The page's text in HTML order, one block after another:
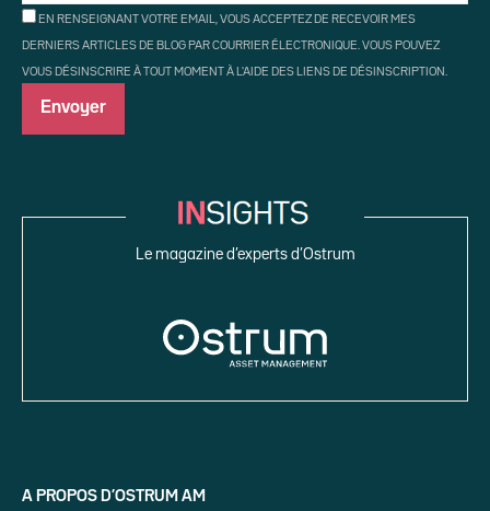
EN RENSEIGNANT VOTRE EMAIL, VOUS ACCEPTEZ DE RECEVOIR MES
DERNIERS ARTICLES DE BLOG PAR COURRIER ÉLECTRONIQUE. VOUS POUVEZ
VOUS DÉSINSCRIRE À TOUT MOMENT À L'AIDE DES LIENS DE DÉSINSCRIPTION.
Le magazine d’experts d’Ostrum
A PROPOS D’OSTRUM AM